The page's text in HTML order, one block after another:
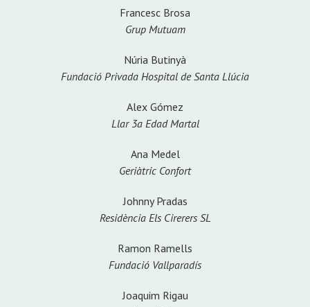
Francesc Brosa
Grup Mutuam
Núria Butinyà
Fundació Privada Hospital de Santa Llúcia
Alex Gómez
Llar 3a Edad Martal
Ana Medel
Geriàtric Confort
Johnny Pradas
Residència Els Cirerers SL
Ramon Ramells
Fundació Vallparadís
Joaquim Rigau